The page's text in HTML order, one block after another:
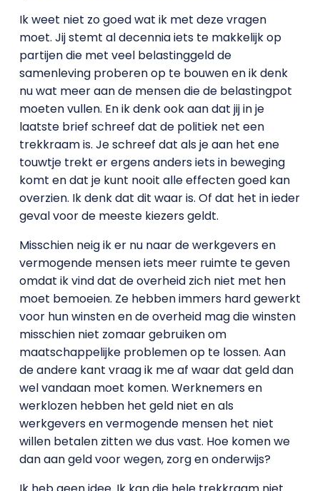
Ik weet niet zo goed wat ik met deze vragen
moet. Jij stemt al decennia iets te makkelijk op
partijen die met veel belastinggeld de
samenleving proberen op te bouwen en ik denk
nu wat meer aan de mensen die de belastingpot
moeten vullen. En ik denk ook aan dat jij in je
laatste brief schreef dat de politiek net een
trekkraam is. Je schreef dat als je aan het ene
touwtje trekt er ergens anders iets in beweging
komt en dat je kunt nooit alle effecten goed kan
overzien. Ik denk dat dit waar is. Of dat het in ieder
geval voor de meeste kiezers geldt.
Misschien neig ik er nu naar de werkgevers en
vermogende mensen iets meer ruimte te geven
omdat ik vind dat de overheid zich niet met hen
moet bemoeien. Ze hebben immers hard gewerkt
voor hun winsten en de overheid mag die winsten
misschien niet zomaar gebruiken om
maatschappelijke problemen op te lossen. Aan
de andere kant vraag ik me af waar dat geld dan
wel vandaan moet komen. Werknemers en
werklozen hebben het geld niet en als
werkgevers en vermogende mensen het niet
willen betalen zitten we dus vast. Hoe komen we
dan aan geld voor wegen, zorg en onderwijs?